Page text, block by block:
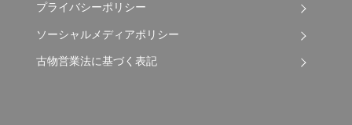
プライバシーポリシー
ソーシャルメディアポリシー
古物営業法に基づく表記